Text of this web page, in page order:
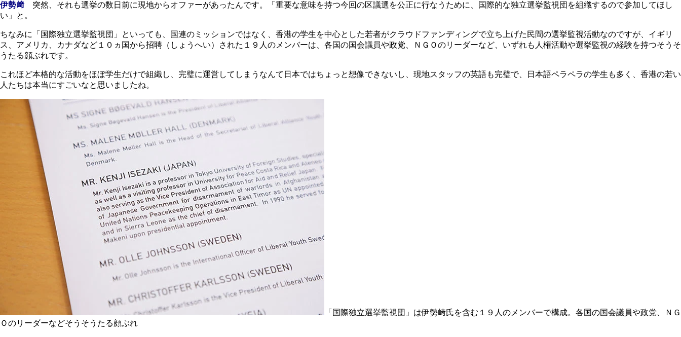
伊勢﨑 突然、それも選挙の数日前に現地からオファーがあったんです。「重要な意味を持つ今回の区議選を公正に行なうために、国際的な独立選挙監視団を組織するので参加してほし
い」と。
ちなみに「国際独立選挙監視団」といっても、国連のミッションではなく、香港の学生を中心とした若者がクラウドファンディングで立ち上げた民間の選挙監視活動なのですが、イギリ
ス、アメリカ、カナダなど１０ヵ国から招聘（しょうへい）された１９人のメンバーは、各国の国会議員や政党、ＮＧＯのリーダーなど、いずれも人権活動や選挙監視の経験を持つそうそ
うたる顔ぶれです。
これほど本格的な活動をほぼ学生だけで組織し、完璧に運営してしまうなんて日本ではちょっと想像できないし、現地スタッフの英語も完璧で、日本語ペラペラの学生も多く、香港の若い
人たちは本当にすごいなと思いましたね。
「国際独立選挙監視団」は伊勢﨑氏を含む１９人のメンバーで構成。各国の国会議員や政党、ＮＧ
Ｏのリーダーなどそうそうたる顔ぶれ